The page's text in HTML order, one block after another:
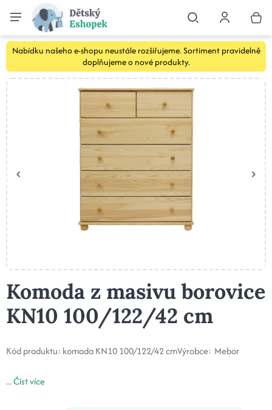
Nabídku našeho e-shopu neustále rozšiřujeme. Sortiment pravidelně
doplňujeme o nové produkty.
Komoda z masivu borovice
KN10 100/122/42 cm
Kód produktu: komoda KN10 100/122/42 cmVýrobce: Mebor
...Číst více